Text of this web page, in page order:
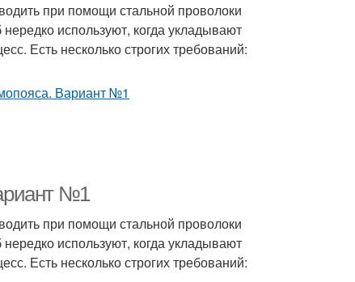
при помощи стальной проволоки
используют, когда укладывают
Есть несколько строгих требований:
№1
при помощи стальной проволоки
используют, когда укладывают
Есть несколько строгих требований: